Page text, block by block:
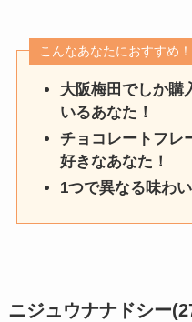
こんなあなたにおすすめ！
大阪梅田でしか購
いるあなた！
チョコレートフレ
好きなあなた！
1つで異なる味わ
ニジュウナナドシー